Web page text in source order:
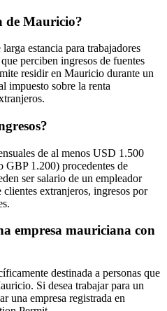
de Mauricio?
estancia para trabajadores
perciben ingresos de fuentes
residir en Mauricio durante un
impuesto sobre la renta
de al menos USD 1.500
1.200) procedentes de
ser salario de un empleador
extranjeros, ingresos por
empresa mauriciana con
destinada a personas que
Si desea trabajar para un
una empresa registrada en